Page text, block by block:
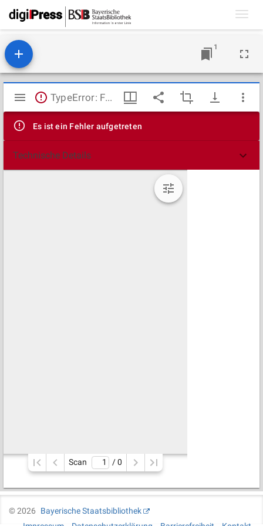
1
Mirador
Viewer
TypeError: Failed to fetch
Es ist ein Fehler aufgetreten
Technische Details
Scan / 0
©2026
Bayerische Staatsbibliothek